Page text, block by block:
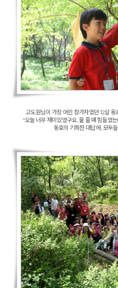
고도원님이 가장 어린 참가자였던 12살
"오늘 너무 재미있었구요, 물 줄 때 힘들었
동호의 기특한 대답에, 모두